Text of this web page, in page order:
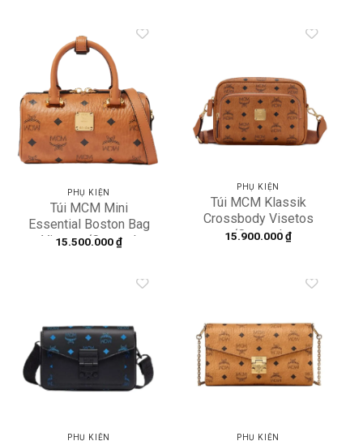
PHỤ KIỆN
Túi MCM Mini
Essential Boston Bag
Visetos ‘Cognac’
15.500.000₫
wishlist
PHỤ KIỆN
Túi MCM Klassik
Crossbody Visetos
‘Cognac’
15.900.000₫
wishlist
PHỤ KIỆN
Add to
wishlist
PHỤ KIỆN